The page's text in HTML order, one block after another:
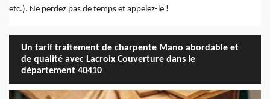
etc.). Ne perdez pas de temps et appelez-le !
Un tarif traitement de charpente Mano abordable et
de qualité avec Lacroix Couverture dans le
département 40410